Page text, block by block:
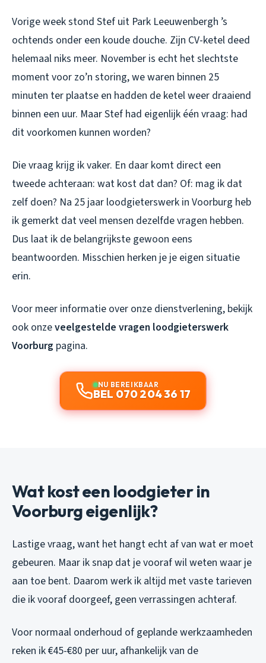
Vorige week stond Stef uit Park Leeuwenbergh ’s
ochtends onder een koude douche. Zijn CV-ketel deed
helemaal niks meer. November is echt het slechtste
moment voor zo’n storing, we waren binnen 25
minuten ter plaatse en hadden de ketel weer draaiend
binnen een uur. Maar Stef had eigenlijk één vraag: had
dit voorkomen kunnen worden?
Die vraag krijg ik vaker. En daar komt direct een
tweede achteraan: wat kost dat dan? Of: mag ik dat
zelf doen? Na 25 jaar loodgieterswerk in Voorburg heb
ik gemerkt dat veel mensen dezelfde vragen hebben.
Dus laat ik de belangrijkste gewoon eens
beantwoorden. Misschien herken je je eigen situatie
erin.
Voor meer informatie over onze dienstverlening, bekijk
ook onzeveelgestelde vragen loodgieterswerk
Voorburg pagina.
NU BEREIKBAAR
BEL 070 204 36 17
Wat kost een loodgieter in
Voorburg eigenlijk?
Lastige vraag, want het hangt echt af van wat er moet
gebeuren. Maar ik snap dat je vooraf wil weten waar je
aan toe bent. Daarom werk ik altijd met vaste tarieven
die ik vooraf doorgeef, geen verrassingen achteraf.
Voor normaal onderhoud of geplande werkzaamheden
reken ik €45-€80 per uur, afhankelijk van de